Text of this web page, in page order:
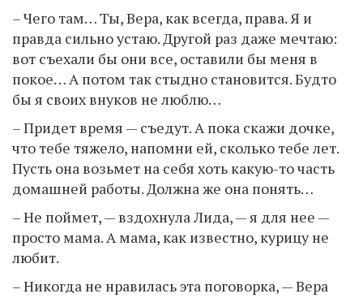
– Чего там… Ты, Вера, как всегда, права. Я и
правда сильно устаю. Другой раз даже мечтаю:
вот съехали бы они все, оставили бы меня в
покое… А потом так стыдно становится. Будто
бы я своих внуков не люблю…
– Придет время — съедут. А пока скажи дочке,
что тебе тяжело, напомни ей, сколько тебе лет.
Пусть она возьмет на себя хоть какую-то часть
домашней работы. Должна же она понять…
– Не поймет, — вздохнула Лида, — я для нее —
просто мама. А мама, как известно, курицу не
любит.
– Никогда не нравилась эта поговорка, — Вера